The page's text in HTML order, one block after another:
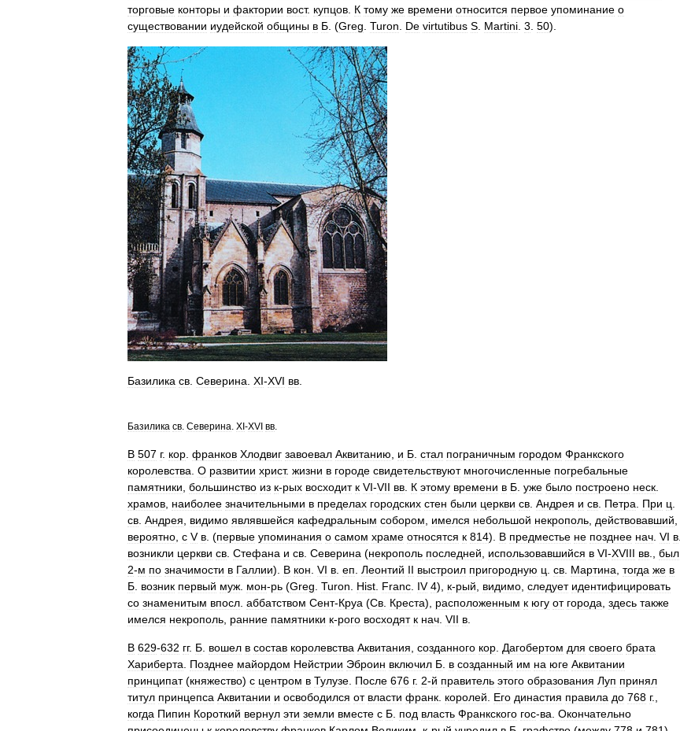
торговые конторы и фактории вост. купцов К тому же времени относится первое упоминание о
существовании иудейской общины в Б . (Greg Turon De virtutibus S Martini 3 50).
Базилика св Северина XI-XVI вв
Базилика св Северина XI-XVI вв
В 507 г. кор франков Хлодвиг завоевал Аквитанию и Б стал пограничным городом Франкского
королевства О развитии христ. жизни в городе свидетельствуют многочисленные погребальные
памятники большинство из к-рых восходит к VI-VII вв К этому времени в Б уже было построено неск
храмов наиболее значительными в пределах городских стен были церкви св Андрея и св Петра При ц
св Андрея видимо являвшейся кафедральным собором имелся небольшой некрополь действовавший
вероятно с V в . (первые упоминания о самом храме относятся к 814). В предместье не позднее нач VI в
возникли церкви св Стефана и св Северина (некрополь последней использовавшийся в VI-XVIII вв
был
2-м по значимости в Галлии). В кон VI в еп Леонтий II выстроил пригородную ц св Мартина тогда же в
Б возник первый муж мон-рь (Greg Turon Hist Franc IV 4), к-рый видимо следует идентифицировать
со знаменитым впосл аббатством Сент-Круа (Св Креста), расположенным к югу от города здесь также
имелся некрополь ранние памятники к-рого восходят к нач VII в
В 629-632 гг. Б вошел в состав королевства Аквитания созданного кор Дагобертом для своего брата
Хариберта
Позднее майордом Нейстрии Эброин включил Б в созданный им на юге Аквитании
принципат(княжество) с центром в Тулузе После 676 г. 2-й правитель этого образования Луп принял
титул принцепса Аквитании и освободился от власти франк королей Его династия правила до 768 г.,
когда Пипин Короткий вернул эти земли вместе с Б под власть Франкского гос-ва Окончательно